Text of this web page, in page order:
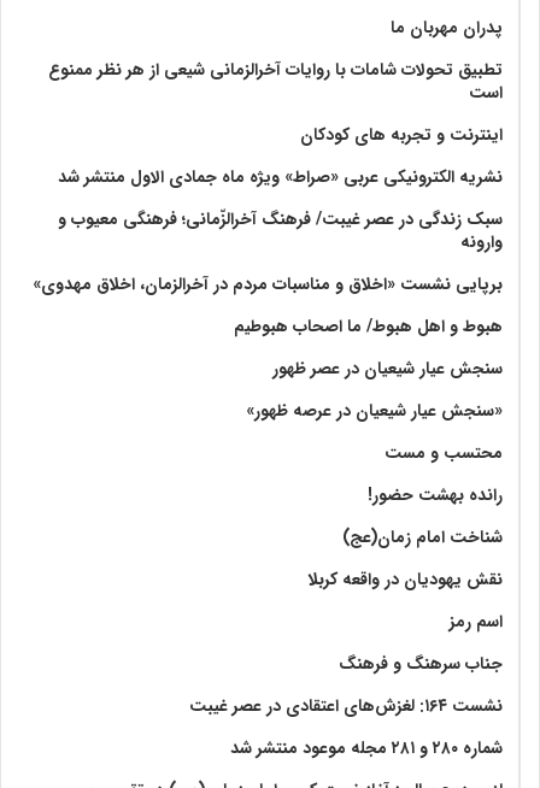
پدران مهربان ما
تطبیق تحولات شامات با روایات آخرالزمانی شیعی از هر نظر ممنوع
است
اینترنت و تجربه های کودکان
نشریه الکترونیکی عربی «صراط» ویژه ماه جمادی الاول منتشر شد
سبک زندگی در عصر غیبت/ فرهنگ آخرالزّمانی؛ فرهنگی معیوب و
وارونه
برپایی نشست «اخلاق و مناسبات مردم در آخرالزمان، اخلاق مهدوی»
هبوط و اهل هبوط/ ما اصحاب هبوطیم
سنجش عیار شیعیان در عصر ظهور
«سنجش عیار شیعیان در عرصه ظهور»
محتسب و مست
رانده بهشت‌ حضور!
شناخت امام زمان(عج)
نقش یهودیان در واقعه کربلا
اسم رمز
جناب سرهنگ و فرهنگ
نشست ۱۶۴: لغزش‌های اعتقادی در عصر غیبت
شماره ۲۸۰ و ۲۸۱ مجله موعود منتشر شد